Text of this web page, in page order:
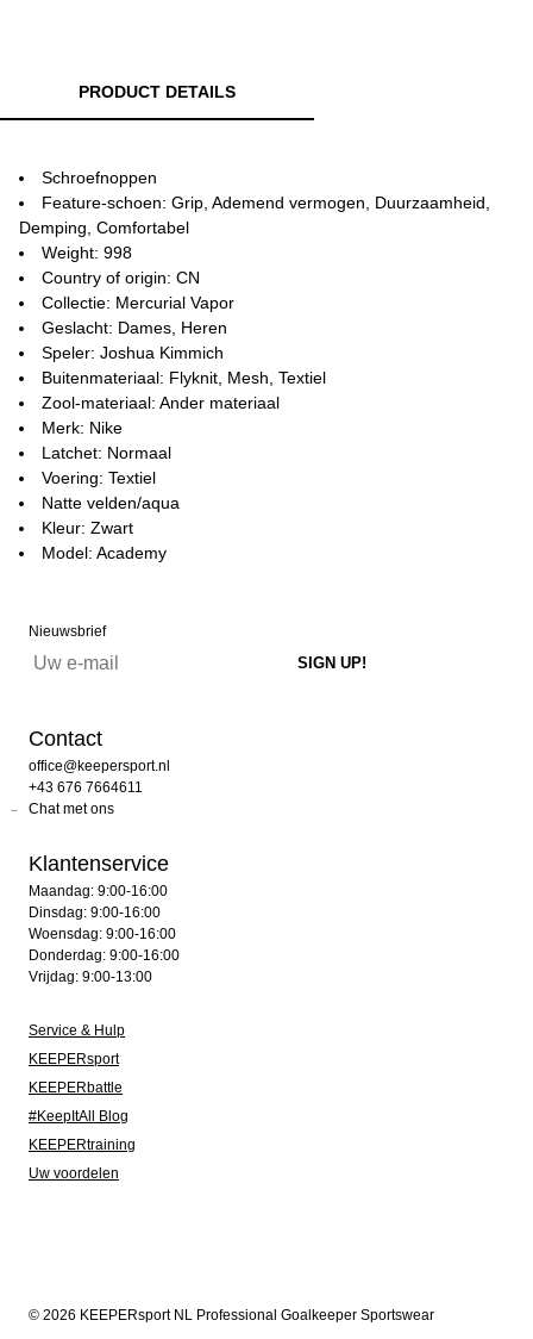
PRODUCT DETAILS
Schroefnoppen
Feature-schoen: Grip, Ademend vermogen, Duurzaamheid,
Demping, Comfortabel
Weight: 998
Country of origin: CN
Collectie: Mercurial Vapor
Geslacht: Dames, Heren
Speler: Joshua Kimmich
Buitenmateriaal: Flyknit, Mesh, Textiel
Zool-materiaal: Ander materiaal
Merk: Nike
Latchet: Normaal
Voering: Textiel
Natte velden/aqua
Kleur: Zwart
Model: Academy
Nieuwsbrief
Contact
office@keepersport.nl
+43 676 7664611
Chat met ons
Klantenservice
Maandag: 9:00-16:00
Dinsdag: 9:00-16:00
Woensdag: 9:00-16:00
Donderdag: 9:00-16:00
Vrijdag: 9:00-13:00
Service & Hulp
KEEPERsport
KEEPERbattle
#KeepItAll Blog
KEEPERtraining
Uw voordelen
© 2026 KEEPERsport NL Professional Goalkeeper Sportswear